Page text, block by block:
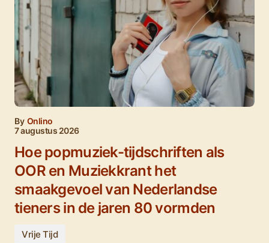
By Onlino
7 augustus 2026
Hoe popmuziek-tijdschriften als
OOR en Muziekkrant het
smaakgevoel van Nederlandse
tieners in de jaren 80 vormden
Vrije Tijd